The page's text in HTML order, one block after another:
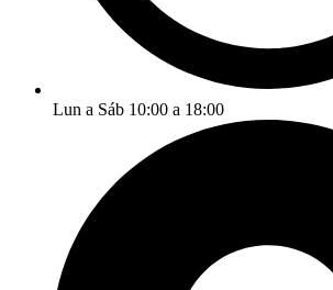
Lun a Sáb 10:00 a 18:00